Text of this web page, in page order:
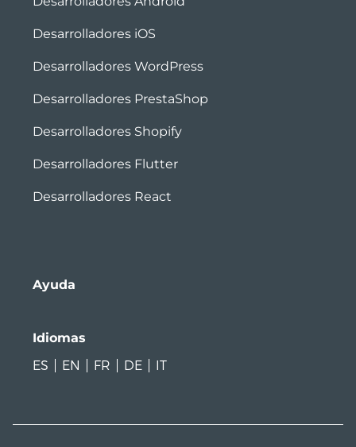
Desarrolladores iOS
Desarrolladores WordPress
Desarrolladores PrestaShop
Desarrolladores Shopify
Desarrolladores Flutter
Desarrolladores React
Ayuda
Idiomas
ES
EN FR DE IT